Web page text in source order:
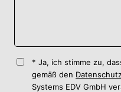
Ja, ich stimme zu,
gemäß den
Systems EDV GmbH